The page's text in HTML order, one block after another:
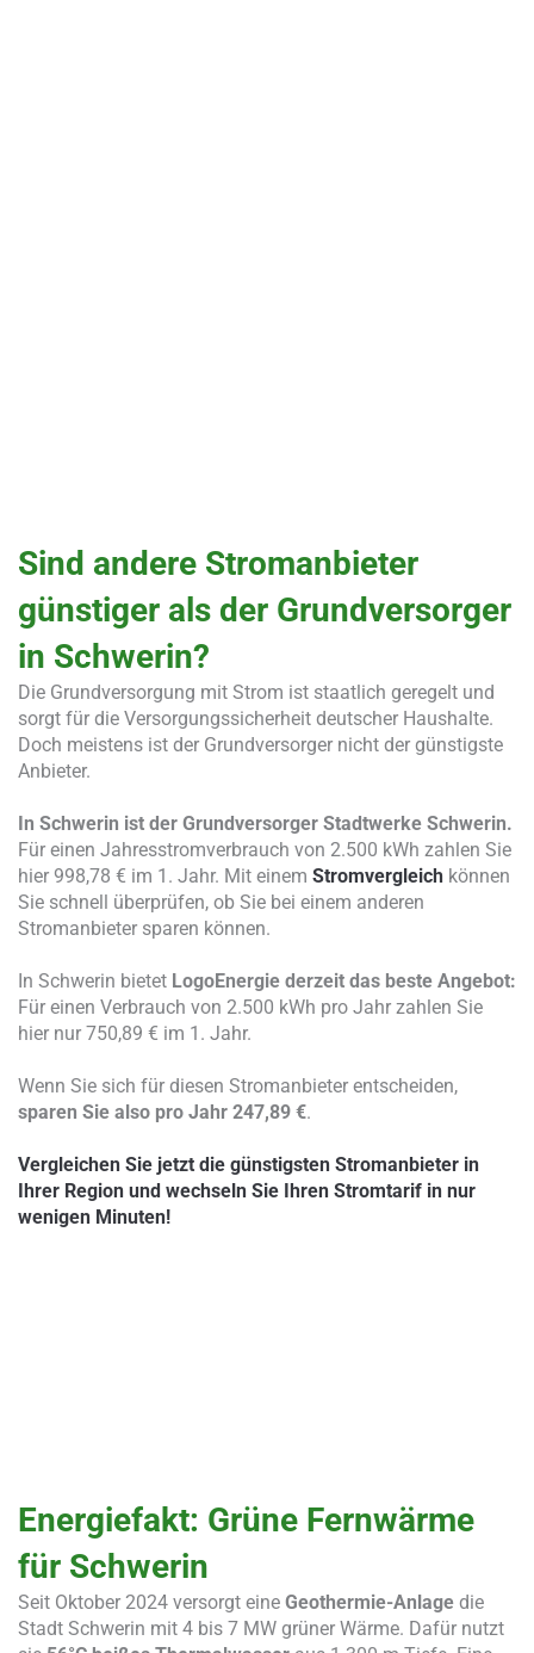
Sind andere Stromanbieter
günstiger als der Grundversorger
in Schwerin?
Die Grundversorgung mit Strom ist staatlich geregelt und
sorgt für die Versorgungssicherheit deutscher Haushalte.
Doch meistens ist der Grundversorger nicht der günstigste
Anbieter.
In Schwerin ist der Grundversorger Stadtwerke Schwerin.
Für einen Jahresstromverbrauch von 2.500 kWh zahlen Sie
hier 998,78 € im 1. Jahr. Mit einem Stromvergleich können
Sie schnell überprüfen, ob Sie bei einem anderen
Stromanbieter sparen können.
In Schwerin bietet LogoEnergie derzeit das beste Angebot:
Für einen Verbrauch von 2.500 kWh pro Jahr zahlen Sie
hier nur 750,89 € im 1. Jahr.
Wenn Sie sich für diesen Stromanbieter entscheiden,
sparen Sie also pro Jahr 247,89 €.
Vergleichen Sie jetzt die günstigsten Stromanbieter in
Ihrer Region und wechseln Sie Ihren Stromtarif in nur
wenigen Minuten!
Energiefakt: Grüne Fernwärme
für Schwerin
Seit Oktober 2024 versorgt eine Geothermie-Anlage die
Stadt Schwerin mit 4 bis 7 MW grüner Wärme. Dafür nutzt